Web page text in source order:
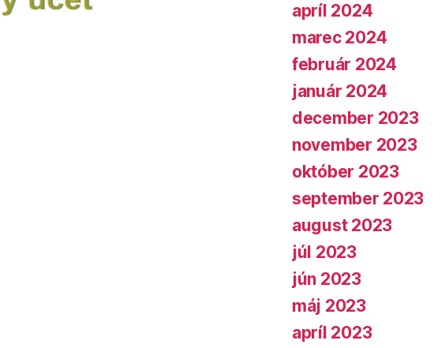
apríl 2024
marec 2024
február 2024
január 2024
december 2023
november 2023
október 2023
september 2023
august 2023
júl 2023
jún 2023
máj 2023
apríl 2023